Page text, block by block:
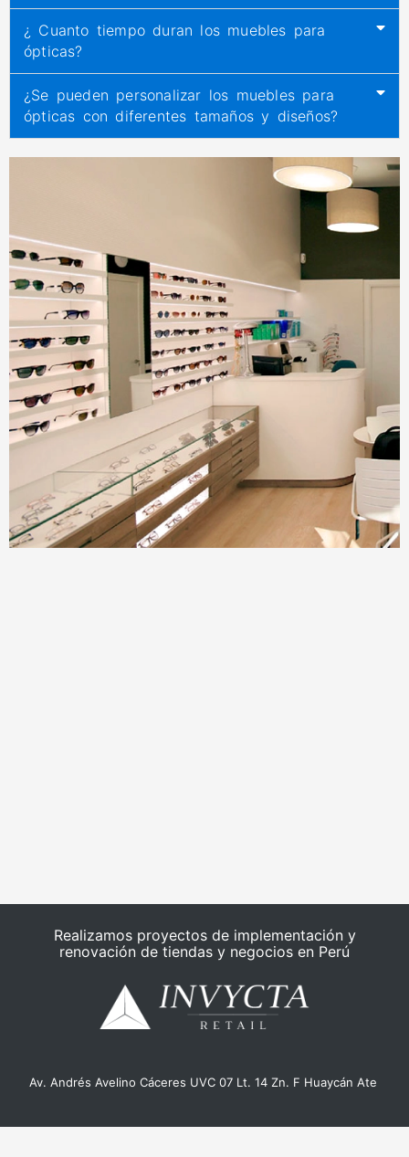
¿ Cuanto tiempo duran los muebles para
ópticas?
¿Se pueden personalizar los muebles para
ópticas con diferentes tamaños y diseños?
Realizamos proyectos de implementación y
renovación de tiendas y negocios en Perú
Av. Andrés Avelino Cáceres UVC 07 Lt. 14 Zn. F Huaycán Ate